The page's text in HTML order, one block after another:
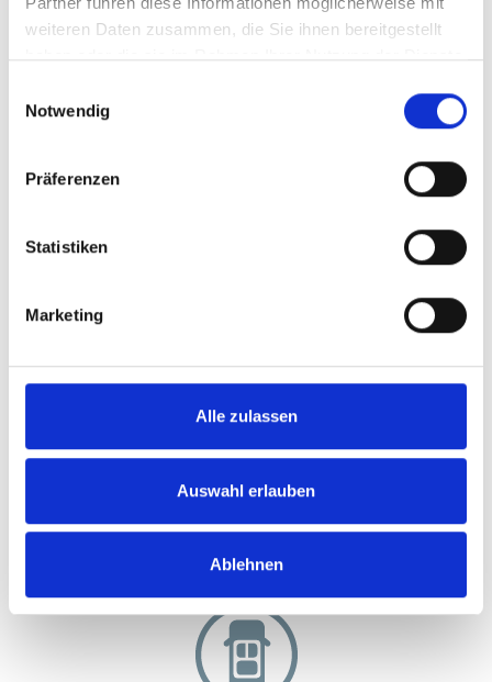
weiteren Daten zusammen, die Sie ihnen bereitgestellt
haben oder die sie im Rahmen Ihrer Nutzung der Dienste
Notwendig
Präferenzen
Statistiken
Marketing
Alle zulassen
Auswahl erlauben
Ablehnen
verwenden, es einfach hoch- und
wegklappen. Bis zur nächsten Nutzung